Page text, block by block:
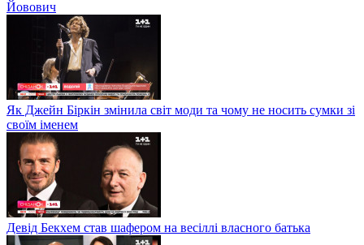
Йовович
Як Джейн Біркін змінила світ моди та чому не носить сумки зі
своїм іменем
Девід Бекхем став шафером на весіллі власного батька